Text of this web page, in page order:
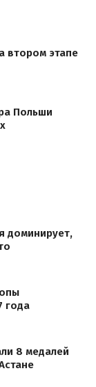
втором этапе
Польши
доминирует,
года
8 медалей